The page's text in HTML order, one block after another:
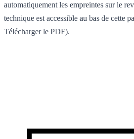
automatiquement les empreintes sur le
technique est accessible au bas de cette
Télécharger le PDF).